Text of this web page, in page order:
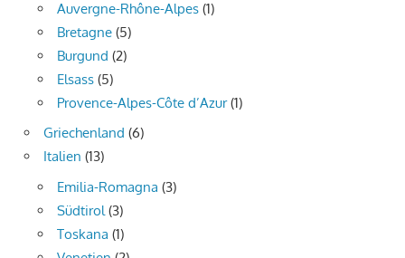
Auvergne-Rhône-Alpes (1)
Bretagne (5)
Burgund (2)
Elsass (5)
Provence-Alpes-Côte d’Azur(1)
Griechenland (6)
Italien (13)
Emilia-Romagna (3)
Südtirol (3)
Toskana (1)